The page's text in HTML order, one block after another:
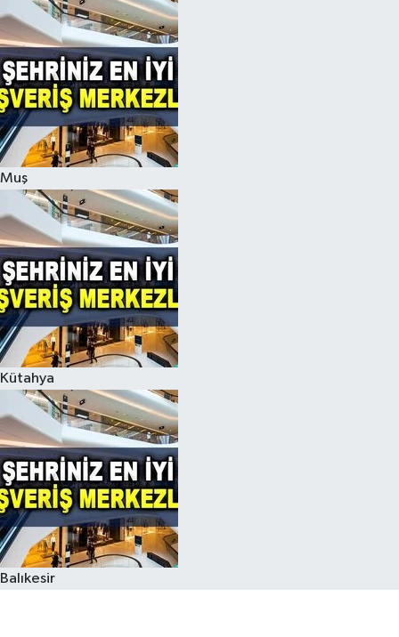
Muş
Kütahya
Balıkesir